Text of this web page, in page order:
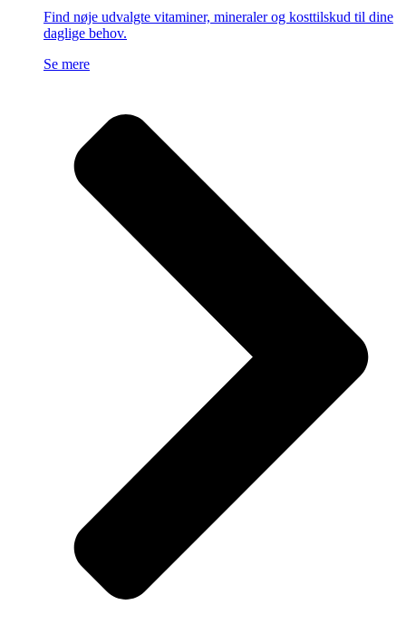
Find nøje udvalgte vitaminer, mineraler og kosttilskud til dine
daglige behov.
Se mere